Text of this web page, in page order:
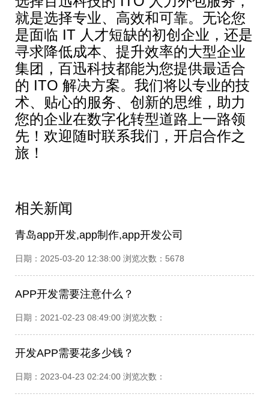
就是选择专业、高效和可靠。无论您
是面临 IT 人才短缺的初创企业，还是
寻求降低成本、提升效率的大型企业
集团，百迅科技都能为您提供最适合
的 ITO 解决方案。我们将以专业的技
术、贴心的服务、创新的思维，助力
您的企业在数字化转型道路上一路领
先！欢迎随时联系我们，开启合作之
旅！
相关新闻
青岛app开发,app制作,app开发公司
日期：2025-03-20 12:38:00 浏览次数：5678
APP开发需要注意什么？
日期：2021-02-23 08:49:00 浏览次数：
开发APP需要花多少钱？
日期：2023-04-23 02:24:00 浏览次数：